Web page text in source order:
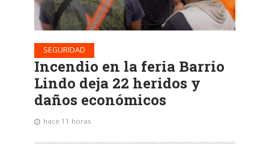
SEGURIDAD
Incendio en la feria Barrio
Lindo deja 22 heridos y
daños económicos
hace 11 horas